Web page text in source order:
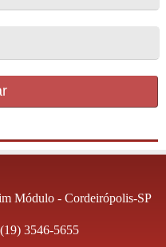
Módulo - Cordeirópolis-SP
(19) 3546-5655